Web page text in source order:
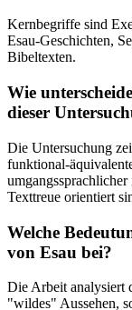
Kernbegriffe sind
Esau-Geschichten,
Bibeltexten.
Wie
dieser
Die Untersuchung
funktional-
Texttreue orientiert
Welche
von Esau bei?
Die Arbeit analysiert
"wildes" Aussehen,